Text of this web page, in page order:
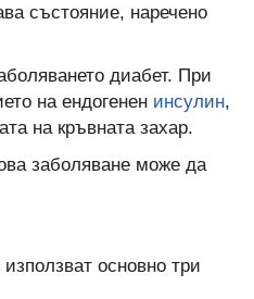
състояние, наречено
диабет. При
на ендогенен инсулин,
на кръвната захар.
заболяване може да
основно три